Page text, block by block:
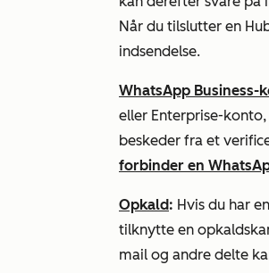
Når du tilslutter en
indsendelse.
WhatsApp Business-
eller Enterprise-
beskeder fra et
forbinder en
Opkald: Hvis du har en
tilknytte en
mail og andre delte